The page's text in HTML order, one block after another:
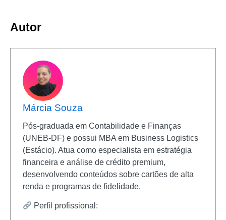
Autor
Márcia Souza
Pós-graduada em Contabilidade e Finanças
(UNEB-DF) e possui MBA em Business Logistics
(Estácio). Atua como especialista em estratégia
financeira e análise de crédito premium,
desenvolvendo conteúdos sobre cartões de alta
renda e programas de fidelidade.
Perfil profissional: